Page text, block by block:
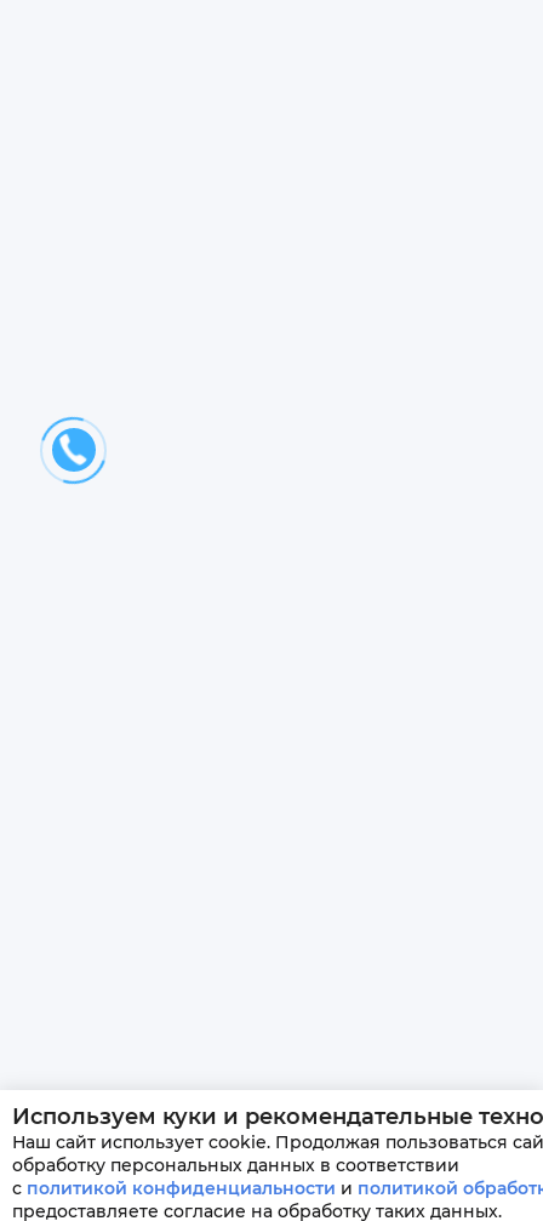
Используем куки и рекомендательные
Наш сайт использует cookie. Продолжая пользоваться
обработку персональных данных в соответствии
с политикой конфиденциальности и политикой
предоставляете согласие на обработку таких данных.